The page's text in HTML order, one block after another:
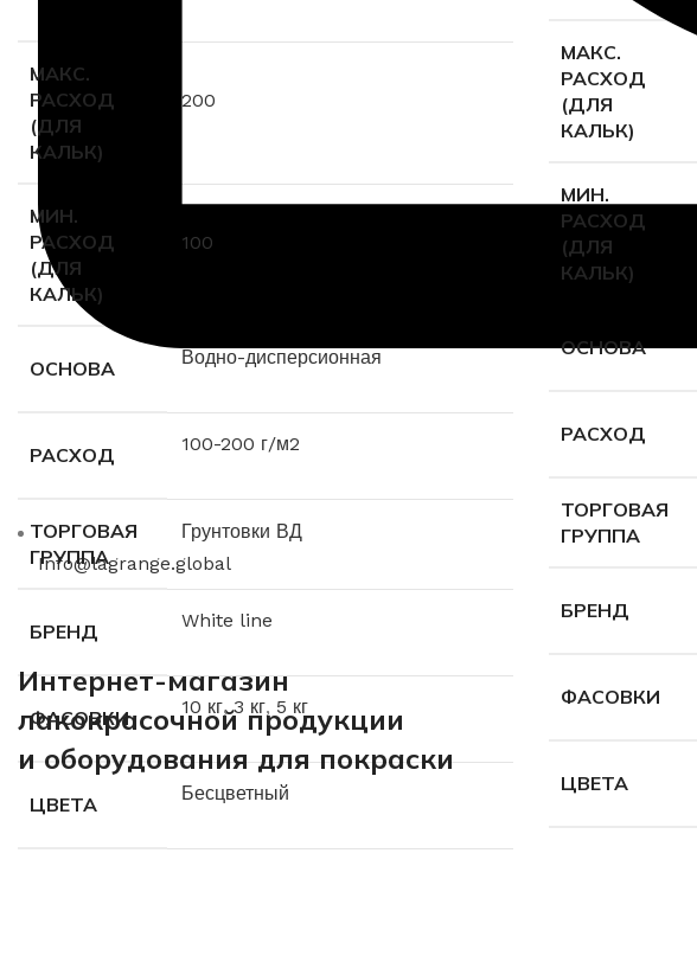
Info@lagrange.global
Интернет-магазин
лакокрасочной продукции
и оборудования для покраски
МАКС.
РАСХОД
(ДЛЯ
КАЛЬК)
200
МИН.
РАСХОД
(ДЛЯ
КАЛЬК)
100
ОСНОВА Водно-дисперсионная
РАСХОД 100-200 г/м2
ТОРГОВАЯ
ГРУППА
Грунтовки ВД
БРЕНД White line
ФАСОВКИ 10 кг,3 кг, 5 кг
ЦВЕТА Бесцветный
МАКС.
РАСХОД
(ДЛЯ
КАЛЬК)
МИН.
РАСХОД
(ДЛЯ
КАЛЬК)
ОСНОВА
РАСХОД
ТОРГОВАЯ
ГРУППА
БРЕНД
ФАСОВКИ
ЦВЕТА